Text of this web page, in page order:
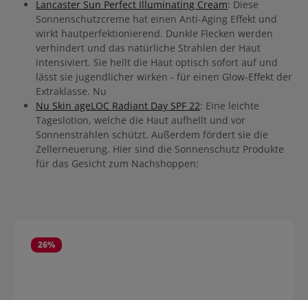
Lancaster Sun Perfect Illuminating Cream: Diese
Sonnenschutzcreme hat einen Anti-Aging Effekt und
wirkt hautperfektionierend. Dunkle Flecken werden
verhindert und das natürliche Strahlen der Haut
intensiviert. Sie hellt die Haut optisch sofort auf und
lässt sie jugendlicher wirken - für einen Glow-Effekt der
Extraklasse. Nu
Nu Skin ageLOC Radiant Day SPF 22: Eine leichte
Tageslotion, welche die Haut aufhellt und vor
Sonnenstrahlen schützt. Außerdem fördert sie die
Zellerneuerung. Hier sind die Sonnenschutz Produkte
für das Gesicht zum Nachshoppen:
26%